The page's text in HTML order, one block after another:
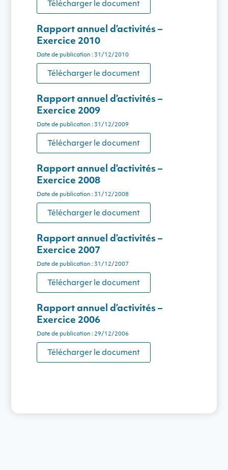
Télécharger le document
Rapport annuel d’activités –
Exercice 2010
Date de publication : 31/12/2010
Télécharger le document
Rapport annuel d’activités –
Exercice 2009
Date de publication : 31/12/2009
Télécharger le document
Rapport annuel d’activités –
Exercice 2008
Date de publication : 31/12/2008
Télécharger le document
Rapport annuel d’activités –
Exercice 2007
Date de publication : 31/12/2007
Télécharger le document
Rapport annuel d’activités –
Exercice 2006
Date de publication : 29/12/2006
Télécharger le document